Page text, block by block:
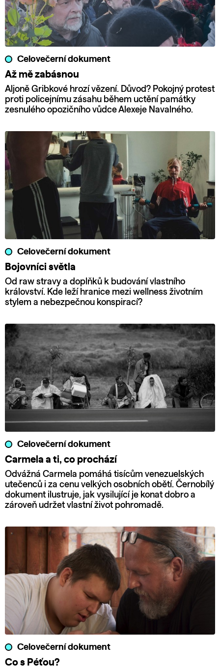
Celovečerní dokument
Až mě zabásnou
Aljoně Gribkové hrozí vězení. Důvod? Pokojný protest
proti policejnímu zásahu během uctění památky
zesnulého opozičního vůdce Alexeje Navalného.
Celovečerní dokument
Bojovníci světla
Od raw stravy a doplňků k budování vlastního
království. Kde leží hranice mezi wellness životním
stylem a nebezpečnou konspirací?
Celovečerní dokument
Carmela a ti, co prochází
Odvážná Carmela pomáhá tisícům venezuelských
utečenců i za cenu velkých osobních obětí. Černobílý
dokument ilustruje, jak vysilující je konat dobro a
zároveň udržet vlastní život pohromadě.
Celovečerní dokument
Co s Péťou?